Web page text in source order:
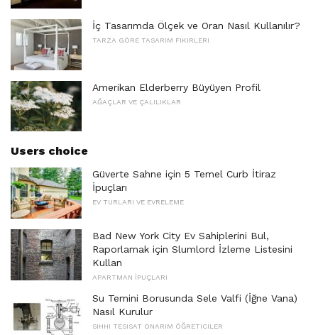
İç Tasarımda Ölçek ve Oran Nasıl Kullanılır?
TARZA GÖRE TASARIM FIKIRLERI
Amerikan Elderberry Büyüyen Profil
AĞAÇLAR VE ÇALILIKLAR
Users choice
Güverte Sahne için 5 Temel Curb İtiraz
İpuçları
EV TURLARI VE EVRELEME
Bad New York City Ev Sahiplerini Bul,
Raporlamak için Slumlord İzleme Listesini
Kullan
APARTMAN İPUÇLARI
Su Temini Borusunda Sele Valfi (İğne Vana)
Nasıl Kurulur
SIHHI TESISAT ONARIM ÖĞRETICILER